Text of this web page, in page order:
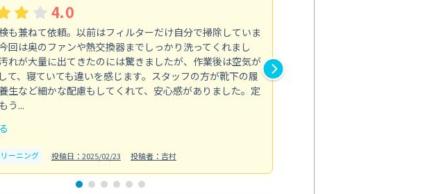
4.0
も兼ねて依頼。以前はフィルターだけ自分で掃除していま
回は奥のファンや熱交換器までしっかり洗ってくれまし
れが大量に出てきたのには驚きましたが、作業後は空気が
て、寝ていても違いを感じます。スタッフの方が靴下の履
生など細かな配慮もしてくれて、安心感がありました。定
う...
ーニング 投稿日：2025/02/23 投稿者：吉村